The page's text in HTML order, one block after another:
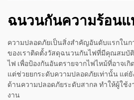
ฉนวนกันความร้อนแ
ความปลอดภัยเป็นสิ่งสำคัญอันดับแรกในก
ของเราติดตั้งวัสดุฉนวนกันไฟที่มีคุณสมบั
ไฟ เพื่อป้องกันอันตรายจากไฟไหม้ที่อาจเ
แต่ช่วยยกระดับความปลอดภัยเท่านั้น แต่
ด้านความปลอดภัยระดับสากล ทำให้ผู้ใช้
งาน